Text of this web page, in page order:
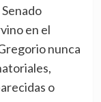
en el
nunca
o